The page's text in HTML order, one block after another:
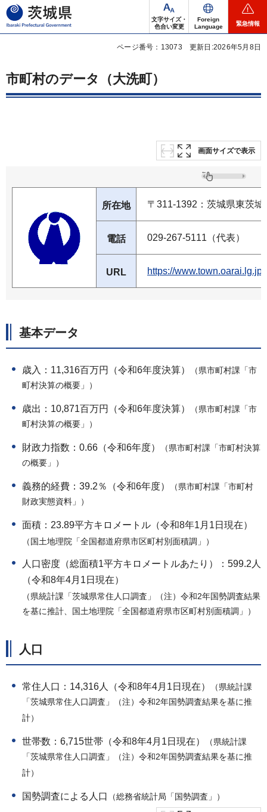
茨城県
文字サイズ・
色合い変更
Foreign
Language
緊急情報
ページ番号：13073 更新日:2026年5月8日
市町村のデータ（大洗町）
画面サイズで表示
所在地 〒311-1392：茨城県東茨
電話 029-267-5111（代表）
URL https://
基本データ
歳入：11,316百万円（令和6年度決算） （県市町村課「市
町村決算の概要」）
歳出：10,871百万円（令和6年度決算） （県市町村課「市
町村決算の概要」）
財政力指数：0.66（令和6年度） （県市町村課「市町村決算
の概要」）
義務的経費：39.2％（令和6年度） （県市町村課「市町村
財政実態資料」）
面積：23.89平方キロメートル（令和8年1月1日現在）
（国土地理院「全国都道府県市区町村別面積調」）
人口密度（総面積1平方キロメートルあたり）：599.2人
（令和8年4月1日現在）
（県統計課「茨城県常住人口調査」（注）令和2年国勢調査結果
を基に推計、国土地理院「全国都道府県市区町村別面積調」）
人口
常住人口：14,316人（令和8年4月1日現在） （県統計課
「茨城県常住人口調査」（注）令和2年国勢調査結果を基に推
計）
世帯数：6,715世帯（令和8年4月1日現在） （県統計課
「茨城県常住人口調査」（注）令和2年国勢調査結果を基に推
計）
国勢調査による人口 （総務省統計局「国勢調査」）